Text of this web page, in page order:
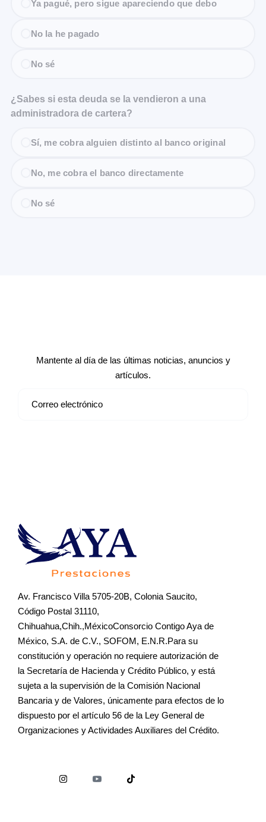
Ya pagué, pero sigue apareciendo que debo
No la he pagado
No sé
¿Sabes si esta deuda se la vendieron a una
administradora de cartera?
Sí, me cobra alguien distinto al banco original
No, me cobra el banco directamente
No sé
Mantente al día de las últimas noticias, anuncios y
artículos.
Av. Francisco Villa 5705-20B, Colonia Saucito,
Código Postal 31110,
Chihuahua,Chih.,MéxicoConsorcio Contigo Aya de
México, S.A. de C.V., SOFOM, E.N.R.Para su
constitución y operación no requiere autorización de
la Secretaría de Hacienda y Crédito Público, y está
sujeta a la supervisión de la Comisión Nacional
Bancaria y de Valores, únicamente para efectos de lo
dispuesto por el artículo 56 de la Ley General de
Organizaciones y Actividades Auxiliares del Crédito.